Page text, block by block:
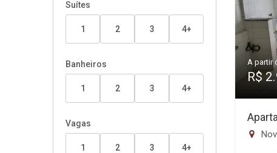
Suítes
1 2 3 4+
Banheiros
1 2 3 4+
Vagas
1 2 3 4+
A partir
R$